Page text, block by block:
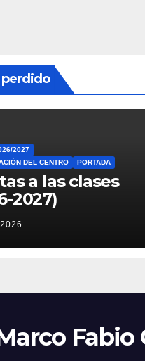
perdido
2027
DEL CENTRO
PORTADA
a las clases
2027)